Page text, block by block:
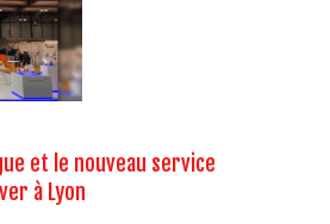
et le nouveau service
à Lyon